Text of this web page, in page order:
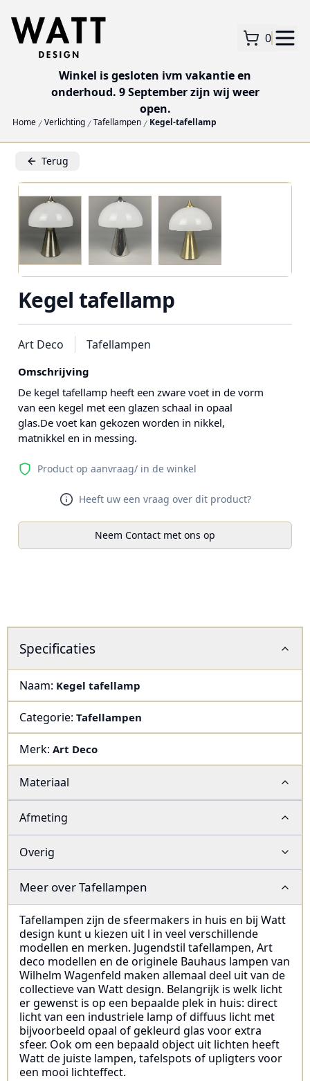
0
Winkel is gesloten ivm vakantie en
onderhoud. 9 September zijn wij weer
open.
Home Verlichting Tafellampen Kegel-tafellamp
Terug
Kegel tafellamp
Art Deco Tafellampen
Omschrijving
De kegel tafellamp heeft een zware voet in de vorm
van een kegel met een glazen schaal in opaal
glas.De voet kan gekozen worden in nikkel,
matnikkel en in messing.
Product op aanvraag/ in de winkel
Heeft uw een vraag over dit product?
Neem Contact met ons op
Specificaties
Naam: Kegel tafellamp
Categorie: Tafellampen
Merk: Art Deco
Materiaal
Afmeting
Overig
Meer overTafellampen
Tafellampen zijn de sfeermakers in huis en bij Watt
design kunt u kiezen uit l in veel verschillende
modellen en merken. Jugendstil tafellampen, Art
deco modellen en de originele Bauhaus lampen van
Wilhelm Wagenfeld maken allemaal deel uit van de
collectieve van Watt design. Belangrijk is welk licht
er gewenst is op een bepaalde plek in huis: direct
licht van een industriele lamp of diffuus licht met
bijvoorbeeld opaal of gekleurd glas voor extra
sfeer. Ook om een bepaald object uit lichten heeft
Watt de juiste lampen, tafelspots of upligters voor
een mooi lichteffect.